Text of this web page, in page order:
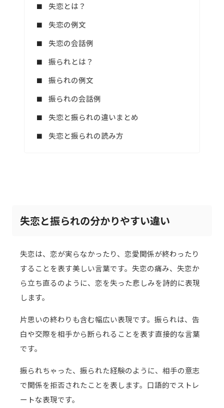
失恋とは？
失恋の例文
失恋の会話例
振られとは？
振られの例文
振られの会話例
失恋と振られの違いまとめ
失恋と振られの読み方
失恋と振られの分かりやすい違い
失恋は、恋が実らなかったり、恋愛関係が終わったり
することを表す美しい言葉です。失恋の痛み、失恋か
ら立ち直るのように、恋を失った悲しみを詩的に表現
します。
片思いの終わりも含む幅広い表現です。振られは、告
白や交際を相手から断られることを表す直接的な言葉
です。
振られちゃった、振られた経験のように、相手の意志
で関係を拒否されたことを表します。口語的でストレ
ートな表現です。